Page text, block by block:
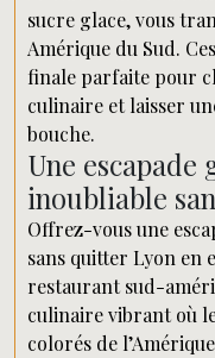
sucre glace, vous
Amérique du Sud.
finale parfaite pour
culinaire et laisser
bouche.
Une escapade
inoubliable
Offrez-vous une
sans quitter Lyon en
restaurant sud-
culinaire vibrant où
colorés de